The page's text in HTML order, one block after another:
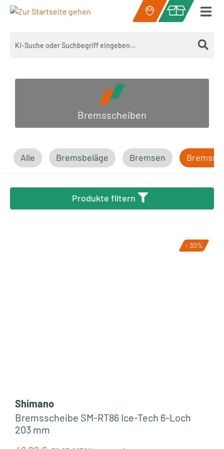
Zum Hauptinhalt springen
Warenkorb
Bremsscheiben
Alle Bremsbeläge Bremsen
Produkte filtern
- 30%
Shimano
Bremsscheibe SM-RT86 Ice-Tech 6-Loch
203 mm
Regulärer Preis: